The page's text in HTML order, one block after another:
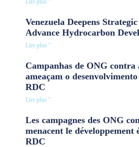
Venezuela Deepens
Advance Hydrocarbon
Lire plus "
Campanhas de ONG contra
ameaçam o
RDC
Lire plus "
Les campagnes des ONG
menacent le développement
RDC